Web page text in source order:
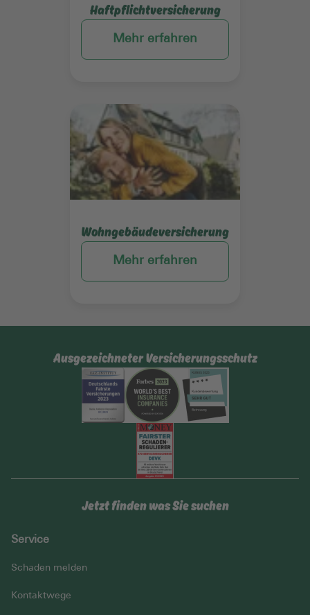
Haftpflichtversicherung
Mehr erfahren
Wohngebäudeversicherung
Mehr erfahren
Mehr erfahren
Ausgezeichneter Versicherungsschutz
Jetzt finden was Sie suchen
Service
Schaden melden
Kontaktwege